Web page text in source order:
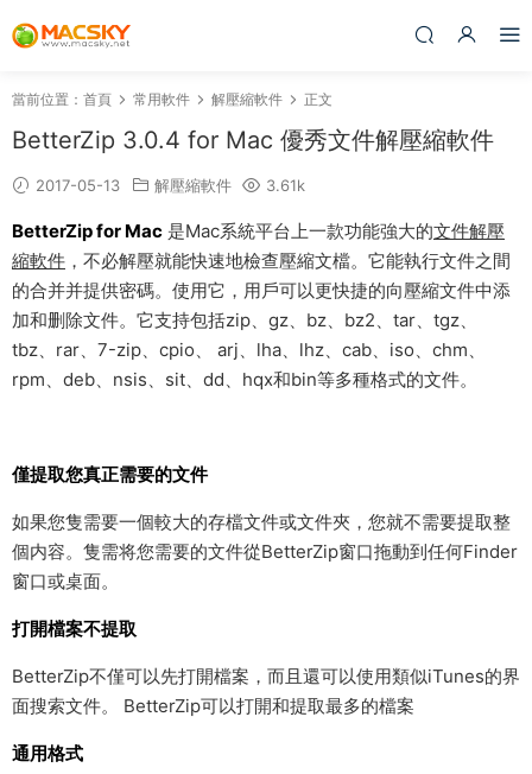
當前位置： 首頁 常用軟件 解壓縮軟件 正文
BetterZip 3.0.4 for Mac 優秀文件解壓縮軟件
2017-05-13 解壓縮軟件 3.61k
BetterZip for Mac 是Mac系統平台上一款功能強大的文件解壓
縮軟件 ，不必解壓就能快速地檢查壓縮文檔。它能執行文件之間
的合并并提供密碼。使用它，用戶可以更快捷的向壓縮文件中添
加和删除文件。它支持包括zip、gz、bz、bz2、tar、tgz、
tbz、rar、7-zip、cpio、 arj、lha、lhz、cab、iso、chm、
rpm、deb、nsis、sit、dd、hqx和bin等多種格式的文件。
僅提取您真正需要的文件
如果您隻需要一個較大的存檔文件或文件夾，您就不需要提取整
個内容。隻需将您需要的文件從BetterZip窗口拖動到任何Finder
窗口或桌面。
打開檔案不提取
BetterZip不僅可以先打開檔案，而且還可以使用類似iTunes的界
面搜索文件。 BetterZip可以打開和提取最多的檔案
通用格式